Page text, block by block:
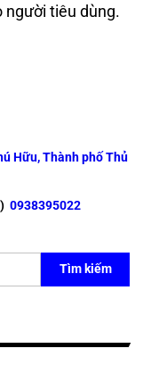
người tiêu dùng.
Hữu, Thành phố Thủ
0938395022
Tìm kiếm